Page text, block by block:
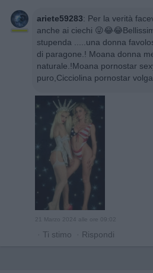
ariete59283: Per la verità
anche ai ciechi
stupenda .....una donna
di paragone.! Moana donna
naturale.!Moana pornostar
puro,Cicciolina pornostar
21 Marzo 2024 alle ore 09:02
· Ti stimo · Rispondi